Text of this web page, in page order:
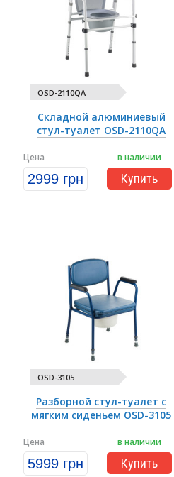
OSD-2110QA
Складной алюминиевый
стул-туалет OSD-2110QA
в наличии
Купить
Цена
2999 грн
OSD-3105
Разборной стул-туалет с
мягким сиденьем OSD-3105
в наличии
Купить
Цена
5999 грн